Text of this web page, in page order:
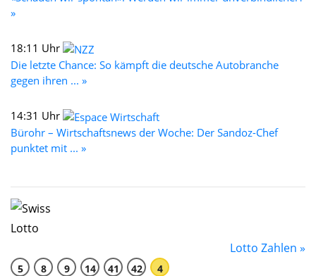
»
18:11 Uhr
Die letzte Chance: So kämpft die deutsche Autobranche
gegen ihren ... »
14:31 Uhr
Bürohr – Wirtschaftsnews der Woche: Der Sandoz-Chef
punktet mit ... »
Lotto Zahlen »
5 8 9 14 41 42 4